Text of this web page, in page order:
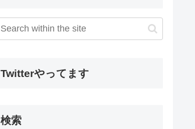
Twitterやってます
検索